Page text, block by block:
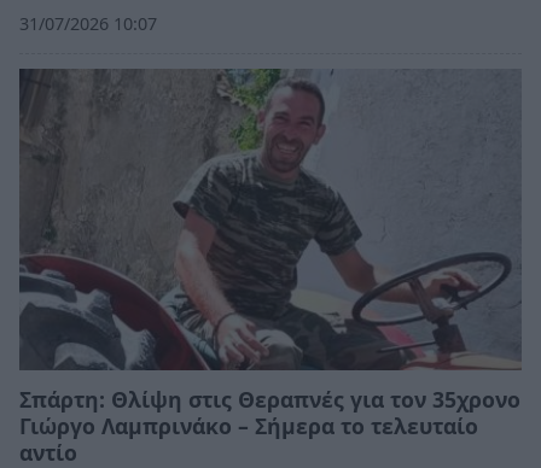
31/07/2026 10:07
Σπάρτη: Θλίψη στις Θεραπνές για τον 35χρονο
Γιώργο Λαμπρινάκο – Σήμερα το τελευταίο
αντίο